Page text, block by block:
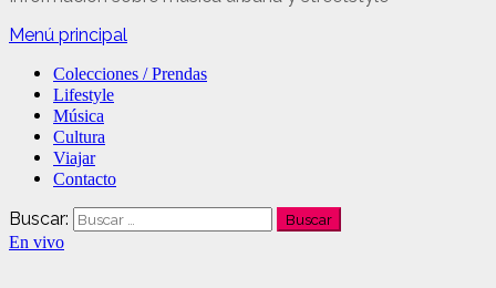
Menú principal
Colecciones / Prendas
Lifestyle
Música
Cultura
Viajar
Contacto
Buscar:
En vivo